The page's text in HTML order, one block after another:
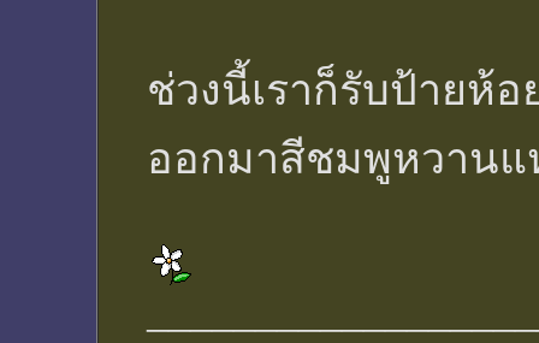
ช่วงนี้เราก็รับป้ายห้
ออกมาสีชมพูหวานแ